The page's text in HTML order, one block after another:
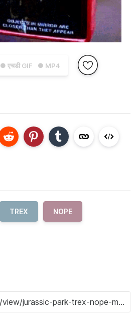
● एचडी GIF ● MP4
TREX NOPE